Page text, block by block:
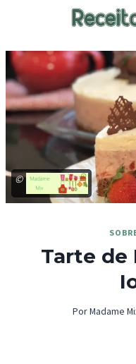
©
Tarte de
Por Madame